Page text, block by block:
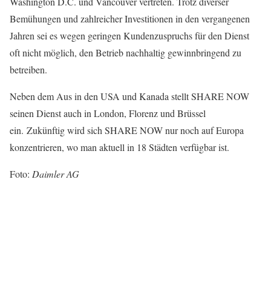
Bemühungen und zahlreicher Investitionen in den vergangenen
Jahren sei es wegen geringen Kundenzuspruchs für den Dienst
oft nicht möglich, den Betrieb nachhaltig gewinnbringend zu
betreiben.
Neben dem Aus in den USA und Kanada stellt SHARE NOW
seinen Dienst auch in London, Florenz und Brüssel
ein. Zukünftig wird sich SHARE NOW nur noch auf Europa
konzentrieren, wo man aktuell in 18 Städten verfügbar ist.
Foto: Daimler AG